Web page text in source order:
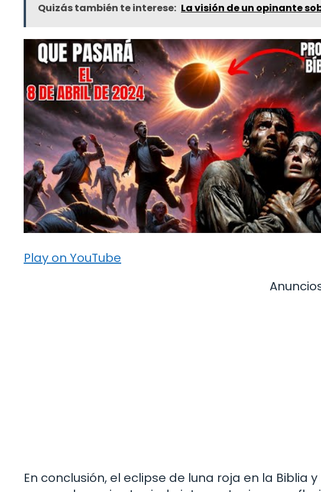
Quizás también te interese: La visión de un opinante
Play on YouTube
En conclusión, el eclipse de luna roja en la Biblia